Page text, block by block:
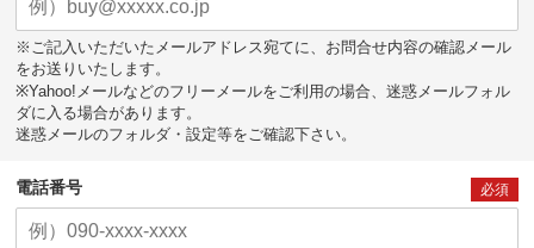
※ご記入いただいたメールアドレス宛てに、お問合せ内容の確認メール
をお送りいたします。
※Yahoo!メールなどのフリーメールをご利用の場合、迷惑メールフォル
ダに入る場合があります。
迷惑メールのフォルダ・設定等をご確認下さい。
電話番号 必須